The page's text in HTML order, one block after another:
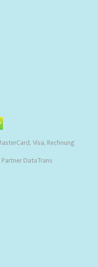
Visa, Rechnung
DataTrans